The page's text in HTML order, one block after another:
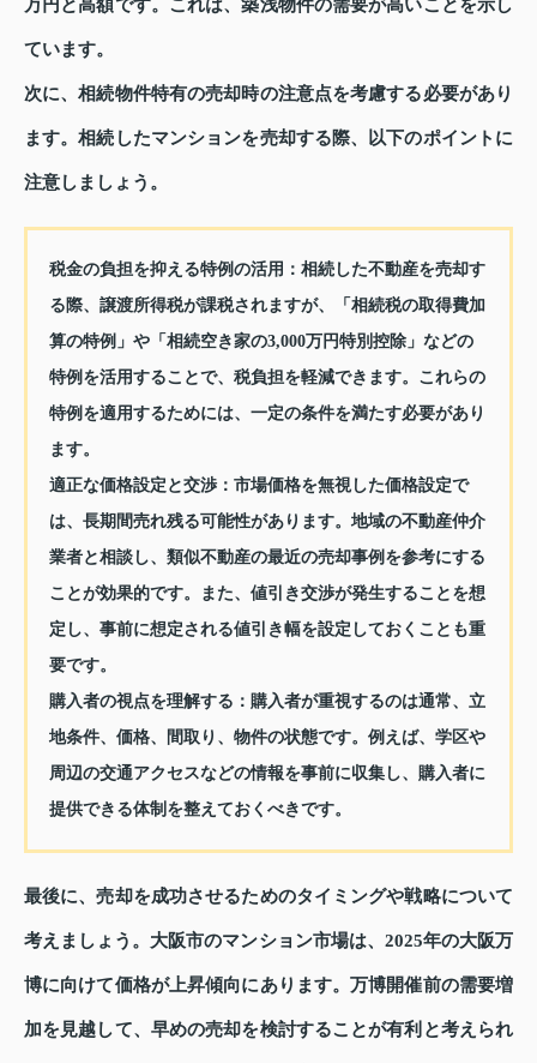
万円と高額です。これは、築浅物件の需要が高いことを示し
ています。
次に、相続物件特有の売却時の注意点を考慮する必要があり
ます。相続したマンションを売却する際、以下のポイントに
注意しましょう。
税金の負担を抑える特例の活用： 相続した不動産を売却す
る際、譲渡所得税が課税されますが、「相続税の取得費加
算の特例」や「相続空き家の3,000万円特別控除」などの
特例を活用することで、税負担を軽減できます。これらの
特例を適用するためには、一定の条件を満たす必要があり
ます。
適正な価格設定と交渉： 市場価格を無視した価格設定で
は、長期間売れ残る可能性があります。地域の不動産仲介
業者と相談し、類似不動産の最近の売却事例を参考にする
ことが効果的です。また、値引き交渉が発生することを想
定し、事前に想定される値引き幅を設定しておくことも重
要です。
購入者の視点を理解する： 購入者が重視するのは通常、立
地条件、価格、間取り、物件の状態です。例えば、学区や
周辺の交通アクセスなどの情報を事前に収集し、購入者に
提供できる体制を整えておくべきです。
最後に、売却を成功させるためのタイミングや戦略について
考えましょう。大阪市のマンション市場は、2025年の大阪万
博に向けて価格が上昇傾向にあります。万博開催前の需要増
加を見越して、早めの売却を検討することが有利と考えられ